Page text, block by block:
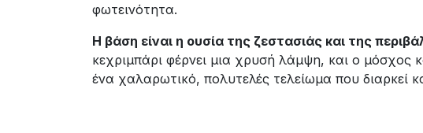
φωτεινότητα.
Η βάση είναι η ουσία της ζεστασιάς και της
κεχριμπάρι φέρνει μια χρυσή λάμψη, και ο μόσχος
ένα χαλαρωτικό, πολυτελές τελείωμα που διαρκεί